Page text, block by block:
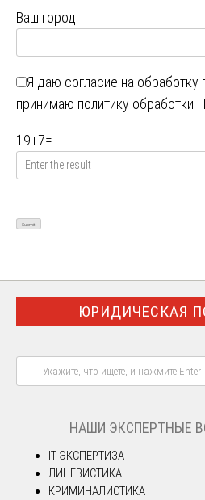
Ваш город
Я даю согласие на
принимаю политику
19+7=
ЮРИДИЧЕСКАЯ
НАШИ ЭКСПЕРТНЫЕ
IT ЭКСПЕРТИЗА
ЛИНГВИСТИКА
КРИМИНАЛИСТИКА